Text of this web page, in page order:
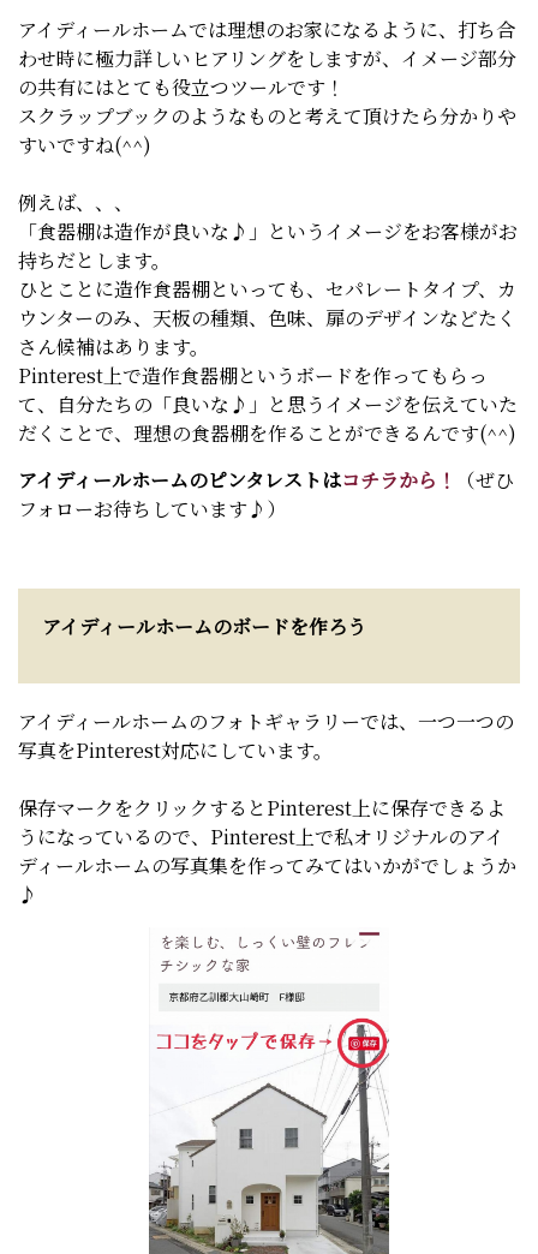
アイディールホームでは理想のお家になるように、打ち合
わせ時に極力詳しいヒアリングをしますが、イメージ部分
の共有にはとても役立つツールです！
スクラップブックのようなものと考えて頂けたら分かりや
すいですね(^^)
例えば、、、
「食器棚は造作が良いな♪」というイメージをお客様がお
持ちだとします。
ひとことに造作食器棚といっても、セパレートタイプ、カ
ウンターのみ、天板の種類、色味、扉のデザインなどたく
さん候補はあります。
Pinterest上で造作食器棚というボードを作ってもらっ
て、自分たちの「良いな♪」と思うイメージを伝えていた
だくことで、理想の食器棚を作ることができるんです(^^)
アイディールホームのピンタレストはコチラから！
（ぜひ
フォローお待ちしています♪）
アイディールホームのボードを作ろう
アイディールホームのフォトギャラリーでは、一つ一つの
写真をPinterest対応にしています。
保存マークをクリックするとPinterest上に保存できるよ
うになっているので、Pinterest上で私オリジナルのアイ
ディールホームの写真集を作ってみてはいかがでしょうか
♪